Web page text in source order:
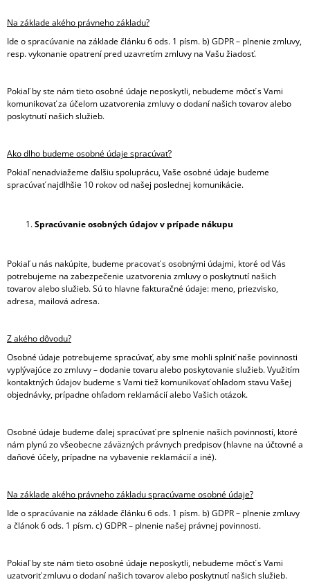
Na základe akého právneho základu?
Ide o spracúvanie na základe článku 6 ods. 1 písm. b) GDPR – plnenie zmluvy,
resp. vykonanie opatrení pred uzavretím zmluvy na Vašu žiadosť.
Pokiaľ by ste nám tieto osobné údaje neposkytli, nebudeme môcť s Vami
komunikovať za účelom uzatvorenia zmluvy o dodaní našich tovarov alebo
poskytnutí našich služieb.
Ako dlho budeme osobné údaje spracúvať?
Pokiaľ nenadviažeme ďalšiu spoluprácu, Vaše osobné údaje budeme
spracúvať najdlhšie 10 rokov od našej poslednej komunikácie.
Spracúvanie osobných údajov v prípade nákupu
Pokiaľ u nás nakúpite, budeme pracovať s osobnými údajmi, ktoré od Vás
potrebujeme na zabezpečenie uzatvorenia zmluvy o poskytnutí našich
tovarov alebo služieb. Sú to hlavne fakturačné údaje: meno, priezvisko,
adresa, mailová adresa.
Z akého dôvodu?
Osobné údaje potrebujeme spracúvať, aby sme mohli splniť naše povinnosti
vyplývajúce zo zmluvy – dodanie tovaru alebo poskytovanie služieb. Využitím
kontaktných údajov budeme s Vami tiež komunikovať ohľadom stavu Vašej
objednávky, prípadne ohľadom reklamácií alebo Vašich otázok.
Osobné údaje budeme ďalej spracúvať pre splnenie našich povinností, ktoré
nám plynú zo všeobecne záväzných právnych predpisov (hlavne na účtovné a
daňové účely, prípadne na vybavenie reklamácií a iné).
Na základe akého právneho základu spracúvame osobné údaje?
Ide o spracúvanie na základe článku 6 ods. 1 písm. b) GDPR – plnenie zmluvy
a článok 6 ods. 1 písm. c) GDPR – plnenie našej právnej povinnosti.
Pokiaľ by ste nám tieto osobné údaje neposkytli, nebudeme môcť s Vami
uzatvoriť zmluvu o dodaní našich tovarov alebo poskytnutí našich služieb.